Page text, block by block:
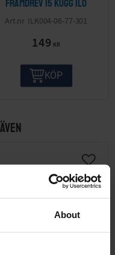
About
Framdrev 15 kugg Ilo
ILK004-06-77-301
149 KR
KÖP